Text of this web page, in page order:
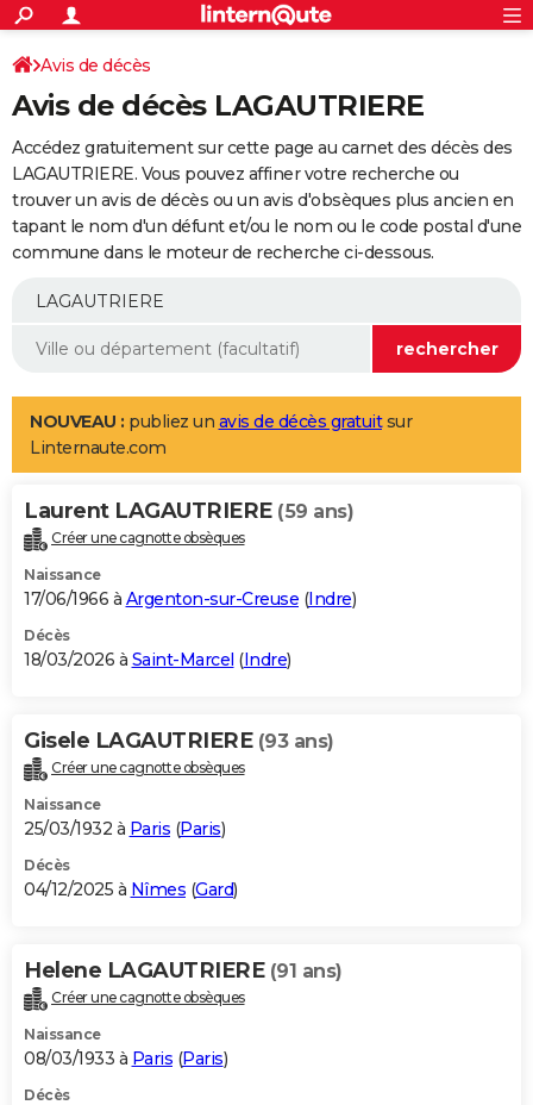
ACTUALITÉS
Politique
Société
Faits Divers
Education
Monde
Villes
+
SPORT
Coupe du monde 2026
Football
Tennis
Cyclisme
Rugby
Forum
Programme TV
TNTStreaming
Cinéma
Sorties cinéma
Musique
+
FINANCE
Retraite
Epargne
Immobilier
Risques naturels par ville
Assurance
AUTO
Essais
Réserver un essai
Citadines
Berlines
SUV
Forum auto
+
Mobiles
Meilleur smartphone
Internet
Ordinateurs
Jeux vidéo
Guide high-tech
Aménagement intérieur
LIFESTYLE
Art de vivre
Bien-être
Loisirs
Mode
Modes de vie
Alimentation
Guide de la santé
Maladies
Médicaments
Sommeil
VOYAGE
Destinations
City break
Voyage nature
Voyage de noces
Forum
Climat
+PHOTO
GUIDES D'ACHAT
BONS PLANS
Carte de Noël
Carte Bonne année
Carte Saint-Valentin
Carte Pâques
Carte d'anniversaire
DICTIONNAIRE
Dictionnaire
Biographies
Citations
Expressions
Proverbes
PROGRAMME TV
S'inscrire
Se connecter
Lycées
Collèges
Primaires
Universités
Entreprises
Service militaire
Avis de recherche
AVIS DE DÉCÈS
Bricolage
Lifestyle
Culture
Sport
Auto
Television
Voyage
Cinema
Avis de décès
Avis de décès LAGAUTRIERE
Accédez gratuitement sur cette page au carnet des décès des
LAGAUTRIERE. Vous pouvez affiner votre recherche ou
trouver un avis de décès ou un avis d'obsèques plus ancien en
tapant le nom d'un défunt et/ou le nom ou le code postal d'une
commune dans le moteur de recherche ci-dessous.
NOUVEAU : publiez un avis de décès gratuitsur
Linternaute.com
Laurent LAGAUTRIERE (59 ans)
Créer une cagnotte obsèques
Naissance
17/06/1966 à Argenton-sur-Creuse (Indre)
Décès
18/03/2026 à Saint-Marcel (Indre)
Gisele LAGAUTRIERE (93 ans)
Créer une cagnotte obsèques
Naissance
25/03/1932 à Paris (Paris)
Décès
04/12/2025 à Nîmes (Gard)
Helene LAGAUTRIERE (91 ans)
Créer une cagnotte obsèques
Naissance
08/03/1933 à Paris (Paris)
Décès